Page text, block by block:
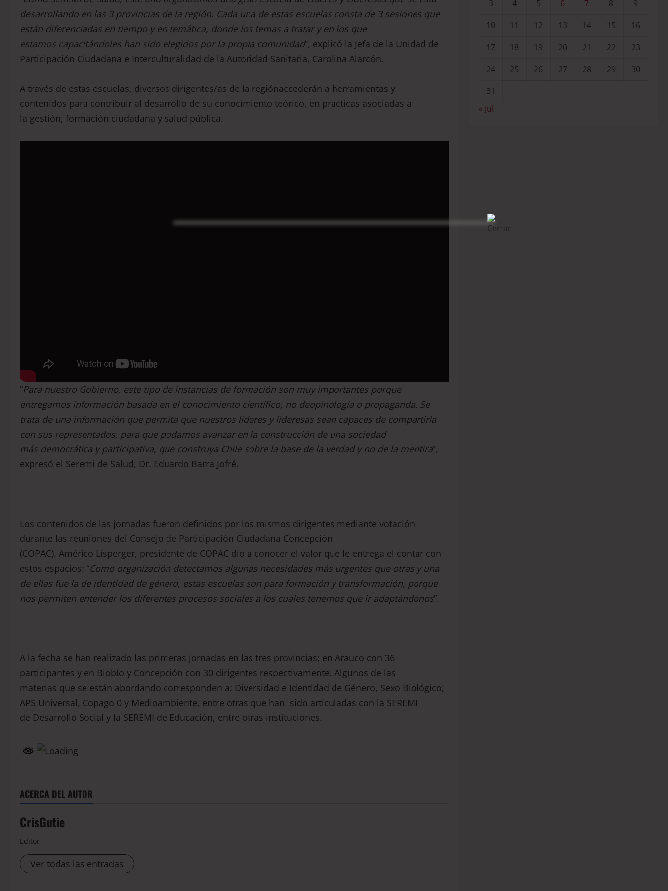
desarrollando en las 3 provincias de la región. Cada una de estas escuelas consta de 3 sesiones que
están diferenciadas en tiempo y en temática, donde los temas a tratar y en los que
estamos capacitándoles han sido elegidos por la propia comunidad”, explicó la Jefa de la Unidad de
Participación Ciudadana e Interculturalidad de la Autoridad Sanitaria, Carolina Alarcón.
A través de estas escuelas, diversos dirigentes/as de la regiónaccederán a herramientas y
contenidos para contribuir al desarrollo de su conocimiento teórico, en prácticas asociadas a
la gestión, formación ciudadana y salud pública.
“Para nuestro Gobierno, este tipo de instancias de formación son muy importantes porque
entregamos información basada en el conocimiento científico, no deopinología o propaganda. Se
trata de una información que permita que nuestros líderes y lideresas sean capaces de compartirla
con sus representados, para que podamos avanzar en la construcción de una sociedad
más democrática yparticipativa, que construya Chile sobre la base de la verdad y no de la mentira”,
expresó el Seremi de Salud, Dr. Eduardo Barra Jofré.
Los contenidos de las jornadas fueron definidos por los mismos dirigentes mediante votación
durante las reuniones del Consejo de Participación Ciudadana Concepción
(COPAC). Américo Lisperger, presidente de COPAC dio a conocer el valor que le entrega el contar con
estos espacios: “Como organización detectamos algunas necesidades más urgentes que otras y una
de ellas fue la de identidad de género, estas escuelas son para formación y transformación, porque
nos permiten entender los diferentes procesos sociales a los cuales tenemos que ir adaptándonos”.
A la fecha se han realizado las primeras jornadas en las tres provincias; en Arauco con 36
participantes y en Biobío y Concepción con 30 dirigentes respectivamente. Algunos de las
materias que se están abordando corresponden a: Diversidad e Identidad de Género, Sexo Biológico;
APS Universal, Copago 0 y Medioambiente, entre otras que han sido articuladas con la SEREMI
de Desarrollo Social y la SEREMI de Educación, entre otras instituciones.
ACERCA DEL AUTOR
CrisGutie
Editor
Ver todas las entradas
3
4 5 6 7 8
9
10
11 12 13 14 15
16
17
18 19 20 21 22
23
24
25 26 27 28 29
30
31
« Jul